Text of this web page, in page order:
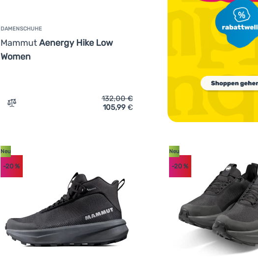
DAMENSCHUHE
MammutAenergy Hike Low
Women
Zum Vergleich 'Damenschuhe Mammut Aenergy Hike Low Women'
132,00€
105,99 €
Neu
-20 %
Neu
-20 %